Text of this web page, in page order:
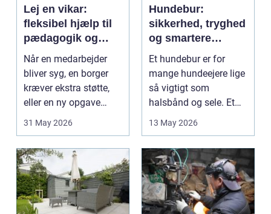
Lej en vikar:
fleksibel hjælp til
pædagogik og
sundhed
Når en medarbejder
bliver syg, en borger
kræver ekstra støtte,
eller en ny opgave
opstår fra dag til...
31 May 2026
Hundebur:
sikkerhed, tryghed
og smartere
hverdag med hund
Et hundebur er for
mange hundeejere lige
så vigtigt som
halsbånd og sele. Et
godt bur gi...
13 May 2026